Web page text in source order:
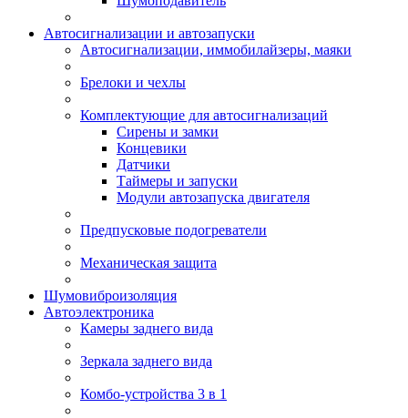
Автосигнализации и автозапуски
Автосигнализации, иммобилайзеры, маяки
Брелоки и чехлы
Комплектующие для автосигнализаций
Сирены и замки
Концевики
Датчики
Таймеры и запуски
Модули автозапуска двигателя
Предпусковые подогреватели
Механическая защита
Шумовиброизоляция
Автоэлектроника
Камеры заднего вида
Зеркала заднего вида
Комбо-устройства 3 в 1